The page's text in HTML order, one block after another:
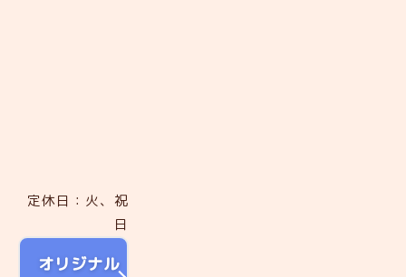
定休日：火、祝
日
オリジナル